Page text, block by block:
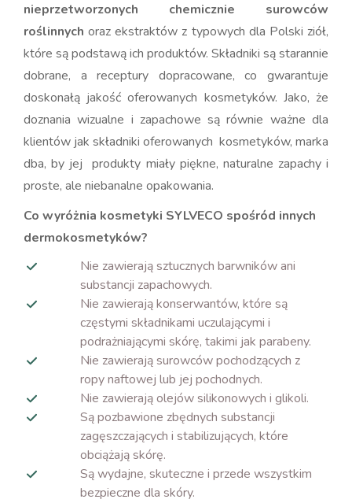
nieprzetworzonych chemicznie surowców
roślinnych oraz ekstraktów z typowych dla Polski ziół,
które są podstawą ich produktów. Składniki są starannie
dobrane, a receptury dopracowane, co gwarantuje
doskonałą jakość oferowanych kosmetyków. Jako, że
doznania wizualne i zapachowe są równie ważne dla
klientów jak składniki oferowanych kosmetyków, marka
dba, by jej produkty miały piękne, naturalne zapachy i
proste, ale niebanalne opakowania.
Co wyróżnia kosmetyki SYLVECO spośród innych
dermokosmetyków?
Nie zawierają sztucznych barwników ani
substancji zapachowych.
Nie zawierają konserwantów, które są
częstymi składnikami uczulającymi i
podrażniającymi skórę, takimi jak parabeny.
Nie zawierają surowców pochodzących z
ropy naftowej lub jej pochodnych.
Nie zawierają olejów silikonowych i glikoli.
Są pozbawione zbędnych substancji
zagęszczających i stabilizujących, które
obciążają skórę.
Są wydajne, skuteczne i przede wszystkim
bezpieczne dla skóry.